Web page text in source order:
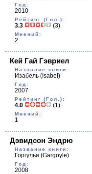
Год:
2010
Рейтинг (Гол.):
3.3 (3)
Мнений:
2
Кей Гай Гэвриел
Название книги:
Изабель (Isabel)
Год:
2007
Рейтинг (Гол.):
4.0 (1)
Мнений:
1
Дэвидсон Эндрю
Название книги:
Горгулья (Gargoyle)
Год:
2008